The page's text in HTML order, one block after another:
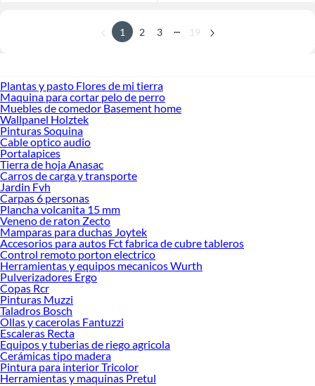
1 2 3 19
Plantas y pasto Flores de mi tierra
Maquina para cortar pelo de perro
Muebles de comedor Basement home
Wallpanel Holztek
Pinturas Soquina
Cable optico audio
Portalapices
Tierra de hoja Anasac
Carros de carga y transporte
Jardin Fvh
Carpas 6 personas
Plancha volcanita 15 mm
Veneno de raton Zecto
Mamparas para duchas Joytek
Accesorios para autos Fct fabrica de cubre tableros
Control remoto porton electrico
Herramientas y equipos mecanicos Wurth
Pulverizadores Ergo
Copas Rcr
Pinturas Muzzi
Taladros Bosch
Ollas y cacerolas Fantuzzi
Escaleras Recta
Equipos y tuberias de riego agricola
Cerámicas tipo madera
Pintura para interior Tricolor
Herramientas y maquinas Pretul